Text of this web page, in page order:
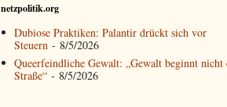
netzpolitik.org
Dubiose Praktiken: Palantir drückt sich vor
Steuern - 8/5/2026
Queerfeindliche Gewalt: „Gewalt beginnt nicht
Straße“ - 8/5/2026